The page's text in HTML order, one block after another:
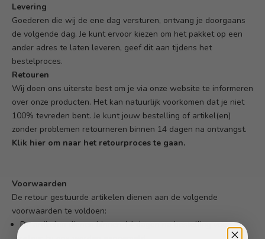
Levering
Goederen die wij de ene dag versturen, ontvang je doorgaans
de volgende dag. Je kunt ervoor kiezen om het pakket op een
ander adres te laten leveren, geef dit aan tijdens het
bestelproces.
Retouren
Wij doen ons uiterste best om je via onze website te informeren
over onze producten. Het kan natuurlijk voorkomen dat je niet
100% tevreden bent. Je kunt jouw bestelling of artikel(en)
zonder problemen retourneren binnen 14 dagen na ontvangst.
Klik hier om naar het retourproces te gaan.
Voorwaarden
De retour gestuurde artikelen dienen aan de volgende
voorwaarden te voldoen:
De artikelen dienen binnen 14 dagen na bestelling voor